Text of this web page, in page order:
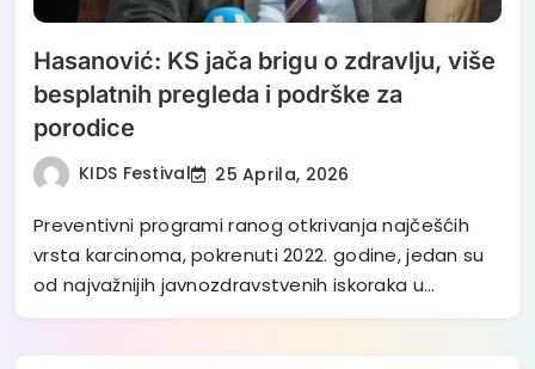
Hasanović: KS jača brigu o zdravlju, više
besplatnih pregleda i podrške za
porodice
KIDS Festival 25 Aprila, 2026
Preventivni programi ranog otkrivanja najčešćih
vrsta karcinoma, pokrenuti 2022. godine, jedan su
od najvažnijih javnozdravstvenih iskoraka u…